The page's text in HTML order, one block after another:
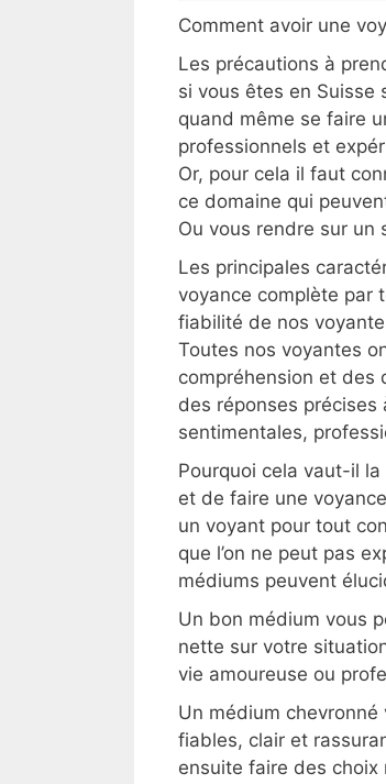
Comment avoir une
Les précautions à
si vous êtes en Suisse
quand même se faire
professionnels et
Or, pour cela il faut
ce domaine qui
Ou vous rendre sur un
Les principales
voyance complète par
fiabilité de nos
Toutes nos voyantes
compréhension et des
des réponses
sentimentales,
Pourquoi cela vaut-il
et de faire une
un voyant pour tout
que l’on ne peut pas
médiums peuvent
Un bon médium vous
nette sur votre
vie amoureuse ou
Un médium
fiables, clair et
ensuite faire des